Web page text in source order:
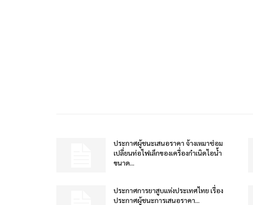
ประกาศผู้ชนะเสนอราคา จ้างเหมาซ่อม
เปลี่ยนท่อไฟเล็กของเครื่องกำเนิดไอน้ำ
ขนาด...
ประกาศการยาสูบแห่งประเทศไทย เรื่อง
ประกาศผู้ชนะการเสนอราคา...